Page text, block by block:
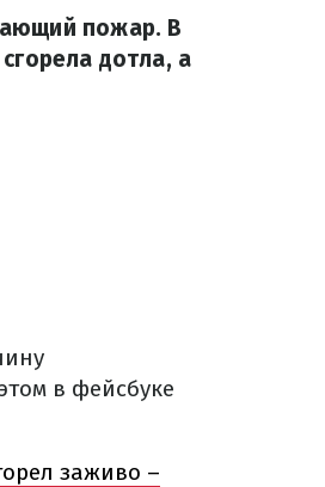
пожар. В
дотла, а
в фейсбуке
заживо –